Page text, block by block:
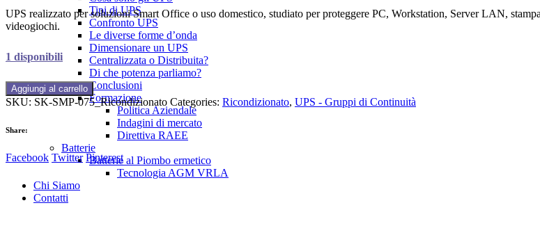
Tipi di UPS
Confronto UPS
Le diverse forme d’onda
Dimensionare un UPS
Centralizzata o Distribuita?
Di che potenza parliamo?
Conclusioni
Formazione
Politica Aziendale
Indagini di mercato
Direttiva RAEE
Batterie
Batterie al Piombo ermetico
Tecnologia AGM VRLA
Chi Siamo
Contatti
UPS realizzato per soluzioni Smart Office o uso domestico, studiato per proteggere PC, Workstation, Server LAN,
videogiochi.
1 disponibili
Smart
Protection
Ricondizionato
Aggiungi al carrello
SKU: SK-SMP-075_Ricondizionato Categories: Ricondizionato, UPS - Gruppi di Continuità
Share:
Facebook Twitter Pinterest